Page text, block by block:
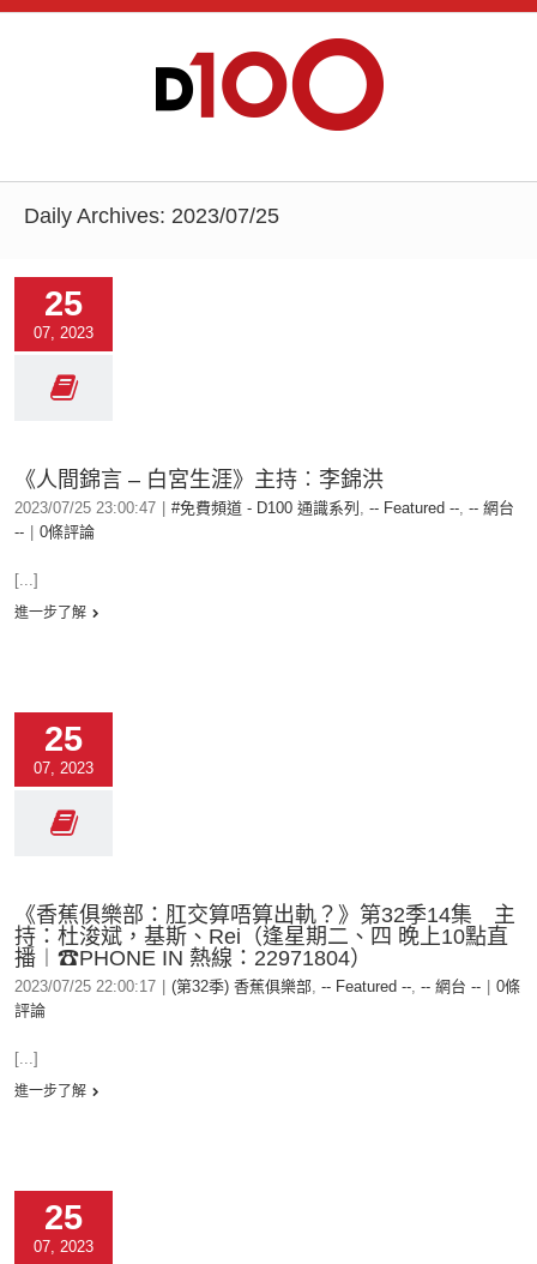
Daily Archives: 2023/07/25
25
07, 2023
《人間錦言 – 白宮生涯》主持︰李錦洪
2023/07/25 23:00:47 #免費頻道 - D100 通識系列 , -- Featured --, -- 網台
--
0條評論
[...]
進一步了解
25
07, 2023
《香蕉俱樂部：肛交算唔算出軌？》第32季14集 主
持：杜浚斌，基斯、Rei（逢星期二、四 晚上10點直
播︱☎PHONE IN 熱線：22971804）
2023/07/25 22:00:17 (第32季) 香蕉俱樂部, -- Featured --, -- 網台 --
0條
評論
[...]
進一步了解
25
07, 2023